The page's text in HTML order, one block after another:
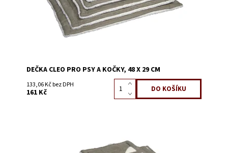
DEČKA CLEO PRO PSY A KOČKY, 48 X 29 CM
133,06 Kč bez DPH
161 Kč
56676